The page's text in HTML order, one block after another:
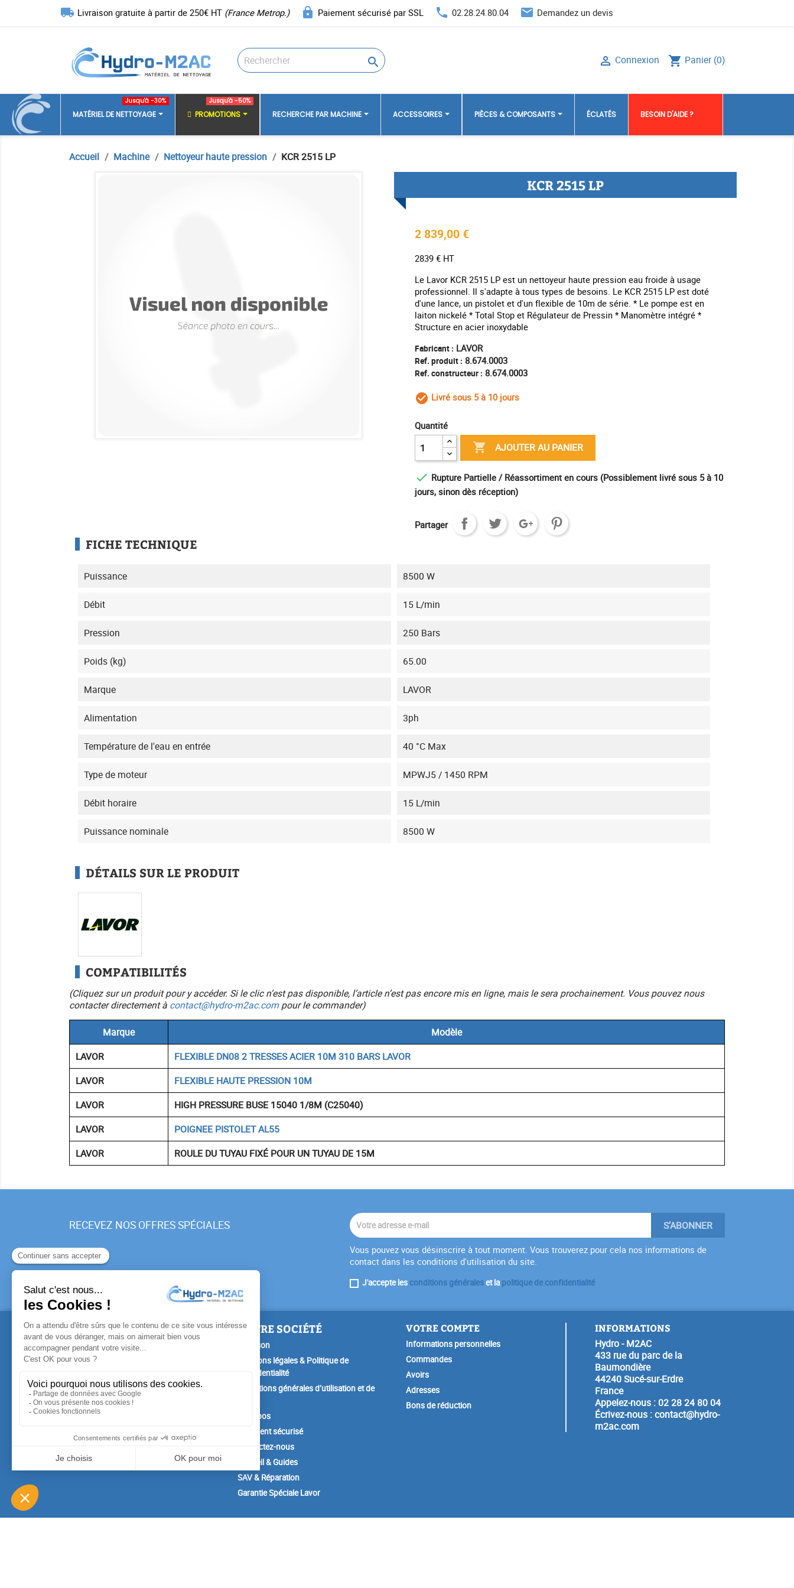
local_shipping Livraison gratuite à partir de 250€ HT (France Metrop.) lock Paiement sécurisé par SSL phone 02.28.24.80.04 email Demandez un devis
 shopping_cart Panier (0)
 Connexion
MATÉRIEL DE NETTOYAGE
Jusqu'à -30%
PROMOTIONS
Jusqu'à -50%
RECHERCHE PAR MACHINE ACCESSOIRES PIÈCES & COMPOSANTS ÉCLATÉS BESOIN D'AIDE ?
Accueil Machine Nettoyeur haute pression KCR 2515 LP
KCR 2515 LP
2 839,00 €
2839 € HT
Le Lavor KCR 2515 LP est un nettoyeur haute pression eau froide à usage
professionnel. Il s'adapte à tous types de besoins. Le KCR 2515 LP est doté
d'une lance, un pistolet et d'un flexible de 10m de série. * Le pompe est en
laiton nickelé * Total Stop et Régulateur de Pressin * Manomètre intégré *
Structure en acier inoxydable
Fabricant : LAVOR
Ref. produit : 8.674.0003
Ref. constructeur : 8.674.0003
check_circle_outline
Livré sous 5 à 10 jours
Quantité
 AJOUTER AU PANIER
 Rupture Partielle / Réassortiment en cours (Possiblement livré sous 5 à 10
jours, sinon dès réception)
Partager
FICHE TECHNIQUE
Puissance 8500 W
Débit 15 L/min
Pression 250 Bars
Poids (kg) 65.00
Marque LAVOR
Alimentation 3ph
Température de l'eau en entrée 40 °C Max
Type de moteur MPWJ5 / 1450 RPM
Débit horaire 15 L/min
Puissance nominale 8500 W
DÉTAILS SUR LE PRODUIT
COMPATIBILITÉS
(Cliquez sur un produit pour y accéder. Si le clic n’est pas disponible, l’article n’est pas encore mis en ligne, mais le sera prochainement. Vous pouvez nous
contacter directement à contact@hydro-m2ac.compour le commander)
Marque
Modèle
LAVOR
FLEXIBLE DN08 2 TRESSES ACIER 10M 310 BARS LAVOR
LAVOR
FLEXIBLE HAUTE PRESSION 10M
LAVOR
HIGH PRESSURE BUSE 15040 1/8M (C25040)
LAVOR
POIGNEE PISTOLET AL55
LAVOR
ROULE DU TUYAU FIXÉ POUR UN TUYAU DE 15M
RECEVEZ NOS OFFRES SPÉCIALES
Vous pouvez vous désinscrire à tout moment. Vous trouverez pour cela nos informations de
contact dans les conditions d'utilisation du site.
J'accepte les conditions généraleset lapolitique de confidentialité
PRODUITS
Promotions
Nouveaux produits
NOTRE SOCIÉTÉ
Livraison
Mentions légales & Politique de
Confidentialité
Conditions générales d’utilisation et de
A propos
Paiement sécurisé
Contactez-nous
Conseil & Guides
SAV & Réparation
Garantie Spéciale Lavor
VOTRE COMPTE
Informations personnelles
Commandes
Avoirs
Adresses
Bons de réduction
INFORMATIONS
Hydro - M2AC
433 rue du parc de la
Baumondière
44240 Sucé-sur-Erdre
France
Appelez-nous : 02 28 24 80 04
Écrivez-nous :contact@hydro-
m2ac.com